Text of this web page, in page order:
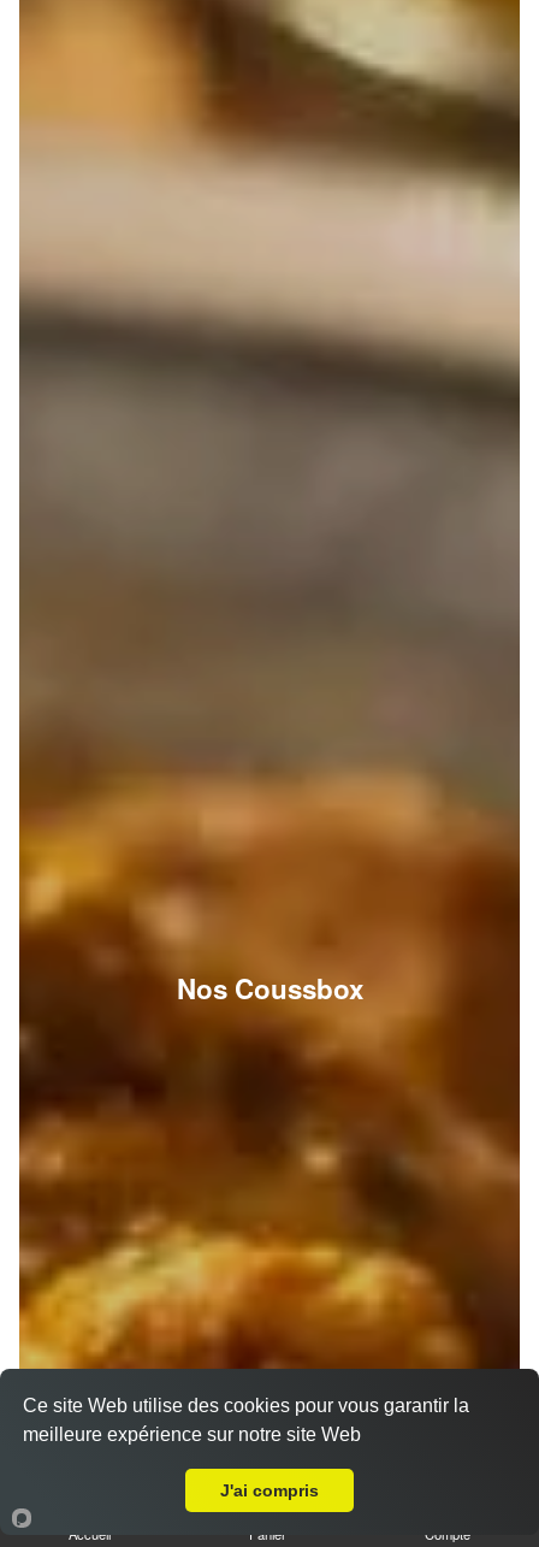
Nos Coussbox
Accueil Panier Compte
Ce site Web utilise des cookies pour vous garantir la
meilleure expérience sur notre site Web
J'ai compris